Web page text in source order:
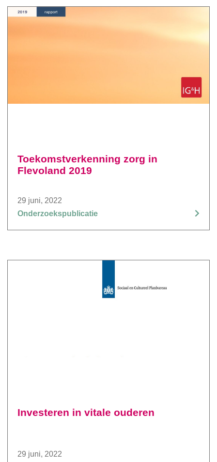
Toekomstverkenning zorg in
Flevoland 2019
29 juni, 2022
Onderzoekspublicatie
Investeren in vitale ouderen
29 juni, 2022